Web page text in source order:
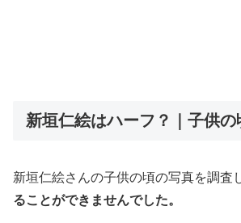
新垣仁絵はハーフ？｜子供の
新垣仁絵さんの子供の頃の写真を調査
ることができませんでした。